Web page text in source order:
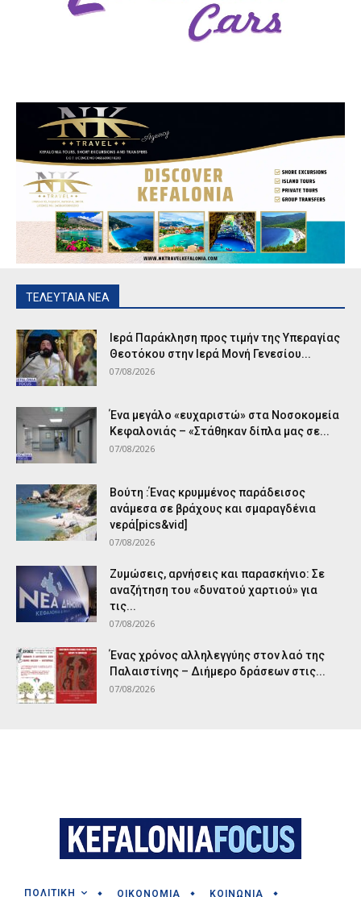
ΤΕΛΕΥΤΑΙΑ ΝΕΑ
Ιερά Παράκληση προς τιμήν της Υπεραγίας
Θεοτόκου στην Ιερά Μονή Γενεσίου...
07/08/2026
Ένα μεγάλο «ευχαριστώ» στα Νοσοκομεία
Κεφαλονιάς – «Στάθηκαν δίπλα μας σε...
07/08/2026
Βούτη :Ένας κρυμμένος παράδεισος
ανάμεσα σε βράχους και σμαραγδένια
νερά[pics&vid]
07/08/2026
Ζυμώσεις, αρνήσεις και παρασκήνιο: Σε
αναζήτηση του «δυνατού χαρτιού» για
τις...
07/08/2026
Ένας χρόνος αλληλεγγύης στον λαό της
Παλαιστίνης – Διήμερο δράσεων στις...
07/08/2026
ΠΟΛΙΤΙΚΗ ΟΙΚΟΝΟΜΙΑ ΚΟΙΝΩΝΙΑ